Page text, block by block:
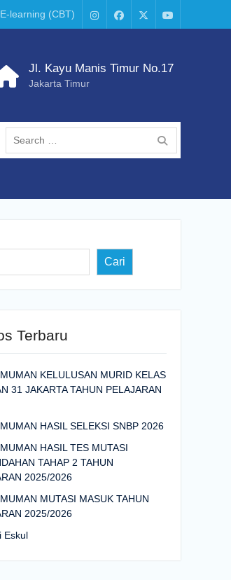
InstagramFacebook
X
Twitter
Youtube
E-learning (CBT)
Jl. Kayu Manis Timur No.17
Jakarta Timur
Search
for:
Cari
Terbaru
KELULUSAN MURID KELAS
31 JAKARTA TAHUN PELAJARAN
HASIL SELEKSI SNBP 2026
HASIL TES MUTASI
TAHAP 2 TAHUN
2025/2026
MUTASI MASUK TAHUN
2025/2026
Eskul